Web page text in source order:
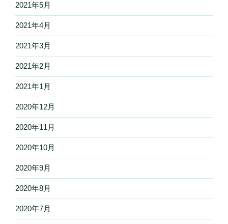
2021年5月
2021年4月
2021年3月
2021年2月
2021年1月
2020年12月
2020年11月
2020年10月
2020年9月
2020年8月
2020年7月